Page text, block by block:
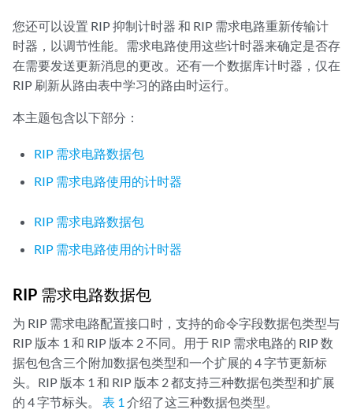
您还可以设置 RIP 抑制计时器 和 RIP 需求电路重新传输计
时器，以调节性能。需求电路使用这些计时器来确定是否存
在需要发送更新消息的更改。还有一个数据库计时器，仅在
RIP 刷新从路由表中学习的路由时运行。
本主题包含以下部分：
RIP 需求电路数据包
RIP 需求电路使用的计时器
RIP 需求电路数据包
RIP 需求电路使用的计时器
RIP 需求电路数据包
为 RIP 需求电路配置接口时，支持的命令字段数据包类型与
RIP 版本 1 和 RIP 版本 2 不同。用于 RIP 需求电路的 RIP 数
据包包含三个附加数据包类型和一个扩展的 4 字节更新标
头。RIP 版本 1 和 RIP 版本 2 都支持三种数据包类型和扩展
的 4 字节标头。 表 1 介绍了这三种数据包类型。